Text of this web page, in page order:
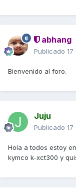
abhang
Publicado 17
Bienvenido al foro.
Juju
Publicado 17
Hola a todos estoy
kymco k-xct300 y